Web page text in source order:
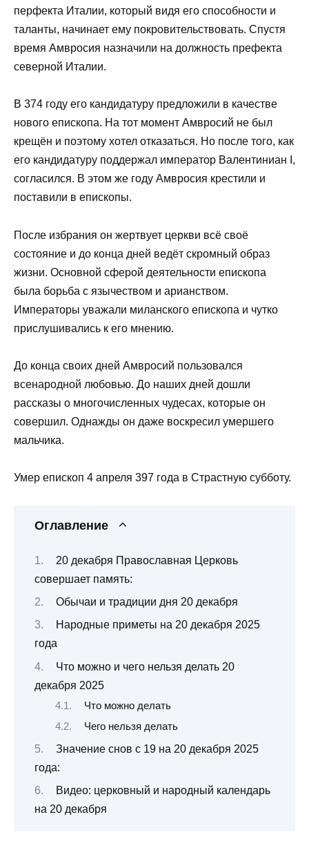
перфекта Италии, который видя его способности и
таланты, начинает ему покровительствовать. Спустя
время Амвросия назначили на должность префекта
северной Италии.
В 374 году его кандидатуру предложили в качестве
нового епископа. На тот момент Амвросий не был
крещён и поэтому хотел отказаться. Но после того, как
его кандидатуру поддержал император Валентиниан I,
согласился. В этом же году Амвросия крестили и
поставили в епископы.
После избрания он жертвует церкви всё своё
состояние и до конца дней ведёт скромный образ
жизни. Основной сферой деятельности епископа
была борьба с язычеством и арианством.
Императоры уважали миланского епископа и чутко
прислушивались к его мнению.
До конца своих дней Амвросий пользовался
всенародной любовью. До наших дней дошли
рассказы о многочисленных чудесах, которые он
совершил. Однажды он даже воскресил умершего
мальчика.
Умер епископ 4 апреля 397 года в Страстную субботу.
Оглавление
20 декабря Православная Церковь
совершает память:
Обычаи и традиции дня 20 декабря
Народные приметы на 20 декабря 2025
года
Что можно и чего нельзя делать 20
декабря 2025
Что можно делать
Чего нельзя делать
Значение снов с 19 на 20 декабря 2025
года:
Видео: церковный и народный календарь
на 20 декабря